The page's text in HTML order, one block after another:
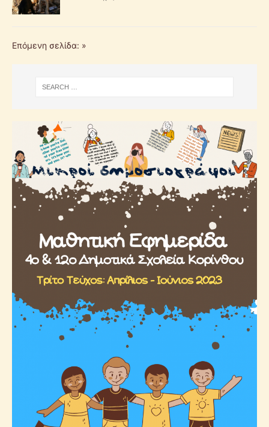
Επόμενη σελίδα: »